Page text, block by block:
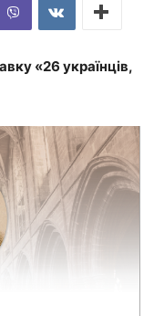
«26 українців,